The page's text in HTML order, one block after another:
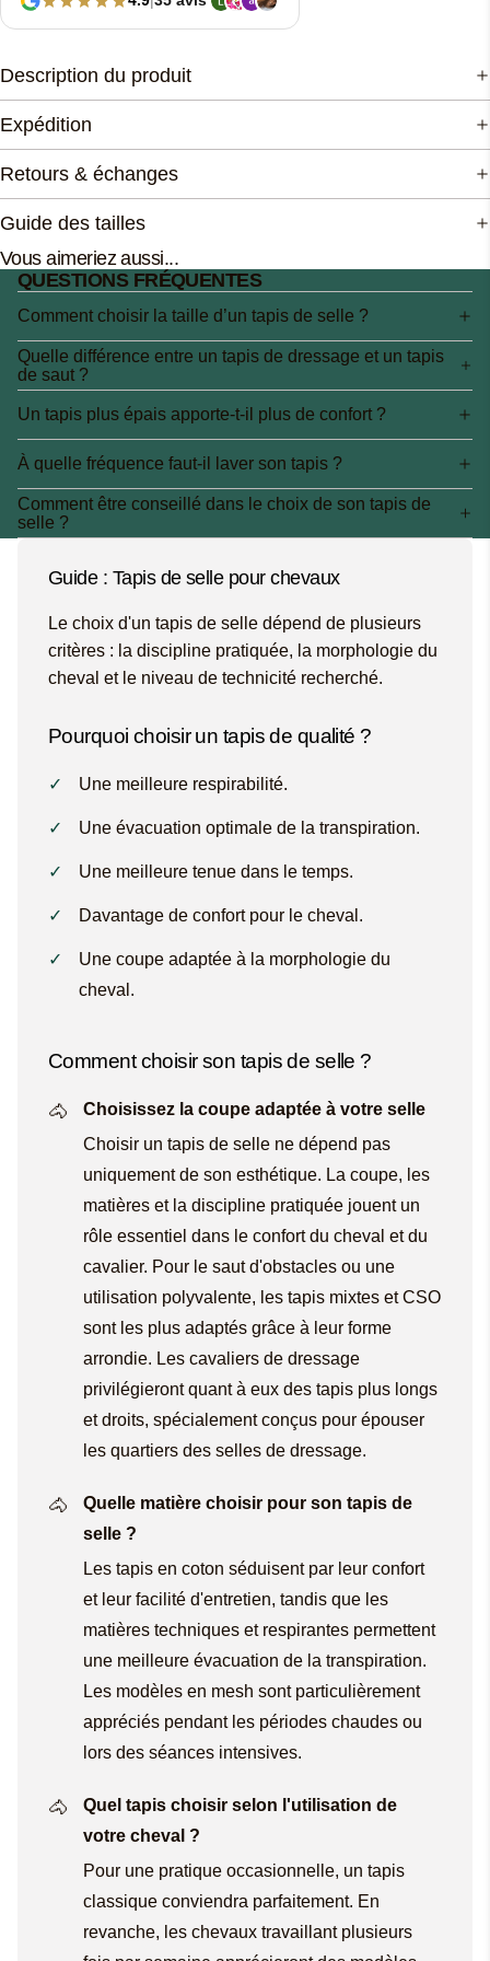
Description du produit
Expédition
Retours & échanges
Guide des tailles
Vous aimeriez aussi...
QUESTIONS FRÉQUENTES
Comment choisir la taille d’un tapis de selle ?
Quelle différence entre un tapis de dressage et un tapis
de saut ?
Un tapis plus épais apporte-t-il plus de confort ?
À quelle fréquence faut-il laver son tapis ?
Comment être conseillé dans le choix de son tapis de
selle ?
Guide : Tapis de selle pour chevaux
Le choix d'un tapis de selle dépend de plusieurs
critères : la discipline pratiquée, la morphologie du
cheval et le niveau de technicité recherché.
Pourquoi choisir un tapis de qualité ?
Une meilleure respirabilité.
Une évacuation optimale de la transpiration.
Une meilleure tenue dans le temps.
Davantage de confort pour le cheval.
Une coupe adaptée à la morphologie du
cheval.
Comment choisir son tapis de selle ?
Choisissez la coupe adaptée à votre selle
Choisir un tapis de selle ne dépend pas
uniquement de son esthétique. La coupe, les
matières et la discipline pratiquée jouent un
rôle essentiel dans le confort du cheval et du
cavalier. Pour le saut d'obstacles ou une
utilisation polyvalente, les tapis mixtes et CSO
sont les plus adaptés grâce à leur forme
arrondie. Les cavaliers de dressage
privilégieront quant à eux des tapis plus longs
et droits, spécialement conçus pour épouser
les quartiers des selles de dressage.
Quelle matière choisir pour son tapis de
selle ?
Les tapis en coton séduisent par leur confort
et leur facilité d'entretien, tandis que les
matières techniques et respirantes permettent
une meilleure évacuation de la transpiration.
Les modèles en mesh sont particulièrement
appréciés pendant les périodes chaudes ou
lors des séances intensives.
Quel tapis choisir selon l'utilisation de
votre cheval ?
Pour une pratique occasionnelle, un tapis
classique conviendra parfaitement. En
revanche, les chevaux travaillant plusieurs